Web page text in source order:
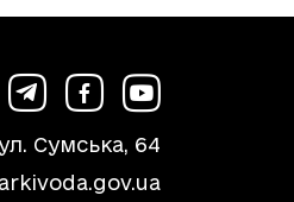
Сумська, 64